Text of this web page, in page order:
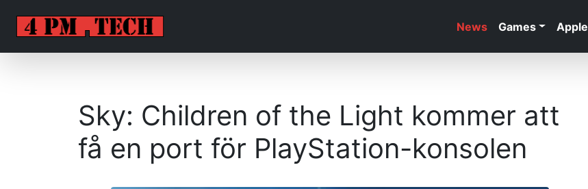
News Games Apple
Sky: Children of the Light kommer att
få en port för PlayStation-konsolen